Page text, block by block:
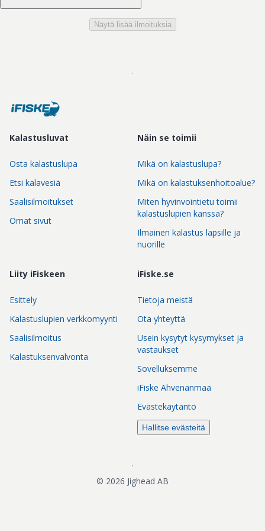
Näytä lisää ilmoituksia
Kalastusluvat
Osta kalastuslupa
Etsi kalavesiä
Saalisilmoitukset
Omat sivut
Näin se toimii
Mikä on kalastuslupa?
Mikä on kalastuksenhoitoalue?
Miten hyvinvointietu toimii
kalastuslupien kanssa?
Ilmainen kalastus lapsille ja
nuorille
Liity iFiskeen
Esittely
Kalastuslupien verkkomyynti
Saalisilmoitus
Kalastuksenvalvonta
iFiske.se
Tietoja meistä
Ota yhteyttä
Usein kysytyt kysymykset ja
vastaukset
Sovelluksemme
iFiske Ahvenanmaa
Evästekäytäntö
Hallitse evästeitä
© 2026 Jighead AB